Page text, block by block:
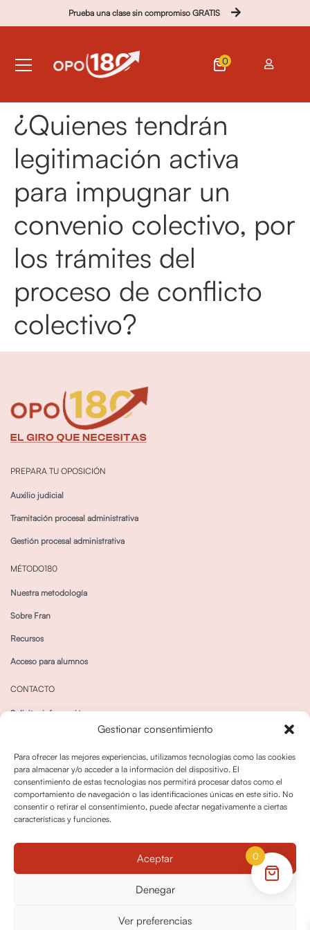
Gestionar consentimiento
Para ofrecer las mejores experiencias, utilizamos tecnologías como las cookies
para almacenar y/o acceder a la información del dispositivo. El
consentimiento de estas tecnologías nos permitirá procesar datos como el
comportamiento de navegación o las identificaciones únicas en este sitio. No
consentir o retirar el consentimiento, puede afectar negativamente a ciertas
características y funciones.
Aceptar
Denegar
Ver preferencias
Prueba una clase sin compromiso GRATIS
0
¿Quienes tendrán
legitimación activa
para impugnar un
convenio colectivo, por
los trámites del
proceso de conflicto
colectivo?
PREPARA TU OPOSICIÓN
Auxilio judicial
Tramitación procesal administrativa
Gestión procesal administrativa
MÉTODO180
Nuestra metodología
Sobre Fran
Recursos
Acceso para alumnos
CONTACTO
Solicitar información
Política de cookies
Política dedevoluciones y cancelaciones
0